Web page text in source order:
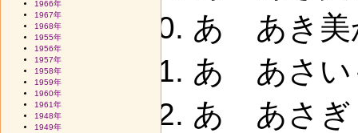
あ あき美
あ あさい
あ あさぎ
1966年
1967年
1968年
1955年
1956年
1957年
1958年
1959年
1960年
1961年
1948年
1949年